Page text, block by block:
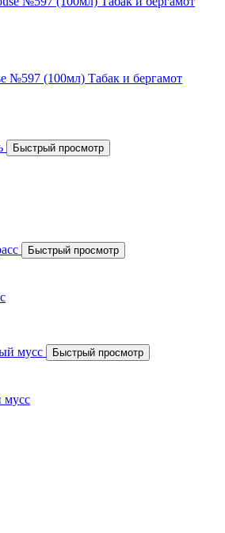
№597 (100мл) Табак и бергамот
Быстрый просмотр
Быстрый просмотр
Быстрый просмотр